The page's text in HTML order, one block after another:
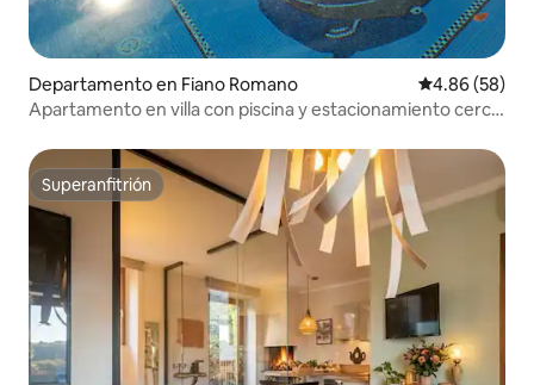
Departamento en Fiano Romano Calificación
4.86 (58)
Apartamento en villa con piscina y estacionamiento cerca
Superanfitrión
Superanfitrión